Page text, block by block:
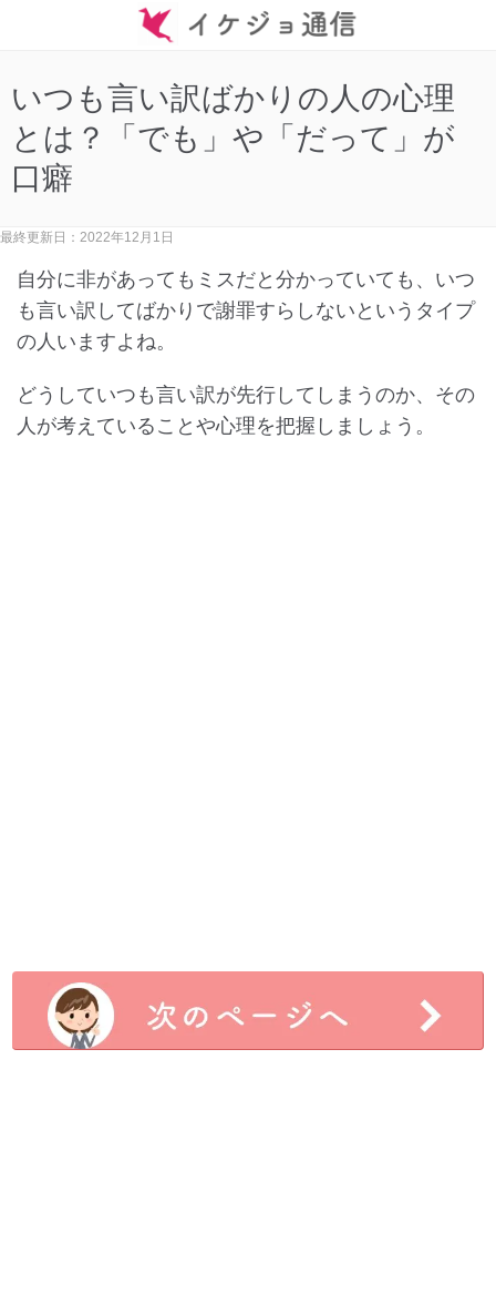
いつも言い訳ばかりの人の心理
とは？「でも」や「だって」が
口癖
最終更新日：2022年12月1日
自分に非があってもミスだと分かっていても、いつ
も言い訳してばかりで謝罪すらしないというタイプ
の人いますよね。
どうしていつも言い訳が先行してしまうのか、その
人が考えていることや心理を把握しましょう。